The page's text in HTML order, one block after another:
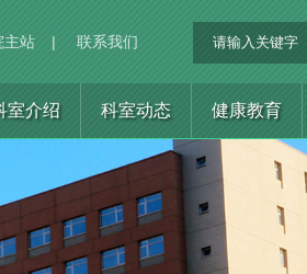
主站 | 联系我们
室介绍 科室动态 健康教育